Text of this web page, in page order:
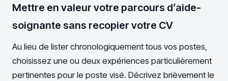
Mettre en valeur votre parcours d’aide-
soignante sans recopier votre CV
Au lieu de lister chronologiquement tous vos postes,
choisissez une ou deux expériences particulièrement
pertinentes pour le poste visé. Décrivez brièvement le